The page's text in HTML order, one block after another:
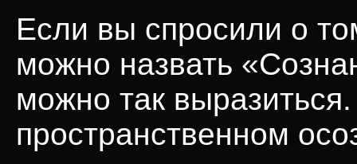
Если вы спросили о
можно назвать
можно так
пространственном